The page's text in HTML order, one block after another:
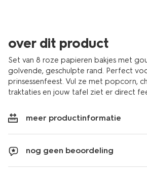
over dit product
Set van 8 roze papieren bakjes met
golvende, geschulpte rand. Perfect
prinsessenfeest. Vul ze met popcorn,
traktaties en jouw tafel ziet er direct
meer productinformatie
nog geen beoordeling